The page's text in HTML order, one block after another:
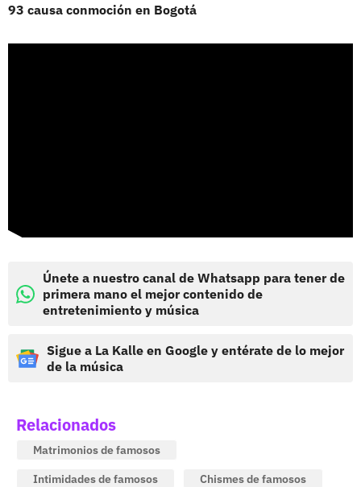
93 causa conmoción en Bogotá
Únete a nuestro canal de Whatsapp para tener de
primera mano el mejor contenido de
entretenimiento y música
Sigue a La Kalle en Google y entérate de lo mejor
de la música
Relacionados
Matrimonios de famosos
Intimidades de famosos
Chismes de famosos